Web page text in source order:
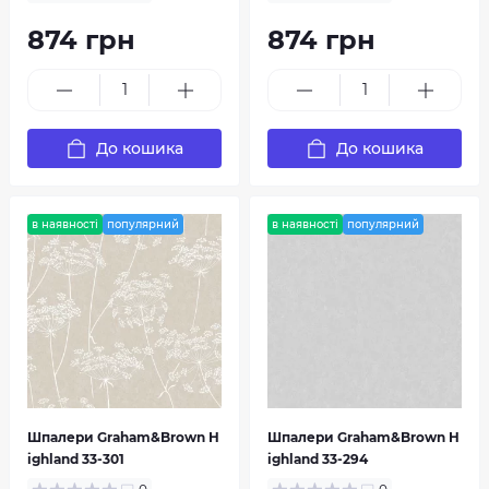
HouseDecor.com.ua
Купити шпалери Graham & Brown на
HouseDecor.com.ua легко та зручно. Просто
оберіть свої улюблені дизайни та кольори,
додайте їх до кошика і оформіть замовлення.
Україні, щоб ви могли насолоджуватися новим
інтер'єром якомога швидше.
Не витрачайте багато часу на пошук ідеальних
шпалер для свого будинку. Купуйте шпалери
Graham & Brown в інтернет магазині
HouseDecor.com.ua прямо зараз та створюйте
неповторний стиль вашого інтер'єру!
874 грн
До кошика
874 грн
До кошика
в наявності популярний
Шпалери Graham&Brown H
ighland 33-301
в наявності популярний
Шпалери Graham&Brown H
ighland 33-294